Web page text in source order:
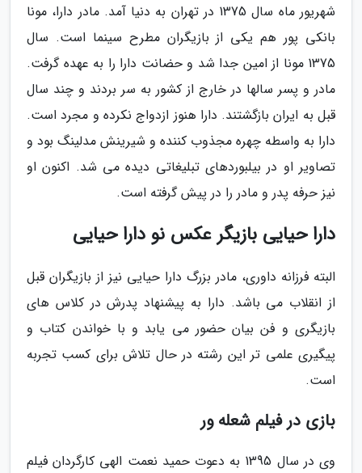
شهریور ماه سال 1375 در تهران به دنیا آمد. مادر دارا، مونا
بانکی پور هم یکی از بازیگران مطرح سینما است. سال
1375 مونا از امین جدا شد و حضانت دارا را به عهده گرفت.
مادر و پسر سالها در خارج از کشور به سر بردند و چند سال
قبل به ایران بازگشتند. دارا هنوز ازدواج نکرده و مجرد است.
دارا به واسطه چهره مجذوب کننده و شیرینش مدلینگ بود و
تصاویر او در بیلبوردهای تبلیغاتی دیده می شد. اکنون او
نیز حرفه پدر و مادر را در پیش گرفته است.
دارا حیایی بازیگر عکس نو دارا حیایی
البته فرزانه داوری، مادر بزرگ دارا حیایی نیز از بازیگران قبل
از انقلاب می باشد. دارا به پیشنهاد پدرش در کلاس های
بازیگری و فن بیان حضور می یابد و با خواندن کتاب و
پیگیری علمی تر این رشته در حال تلاش برای کسب تجربه
است.
بازی در فیلم شعله ور
وی در سال 1395 به دعوت حمید نعمت الهی کارگردان فیلم